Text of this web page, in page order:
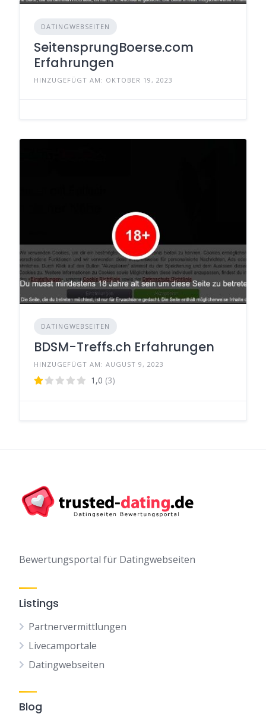
DATINGWEBSEITEN
SeitensprungBoerse.com
Erfahrungen
HINZUGEFÜGT AM: OKTOBER 19, 2023
DATINGWEBSEITEN
BDSM-Treffs.ch Erfahrungen
HINZUGEFÜGT AM: AUGUST 9, 2023
1,0 (3)
Bewertungsportal für Datingwebseiten
Listings
Partnervermittlungen
Livecamportale
Datingwebseiten
Blog